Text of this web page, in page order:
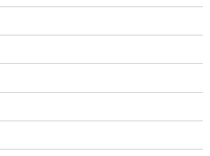
所持しているのであれば最優先でキャッ
ょう。ステータス上昇が強さに直結する
ル30とレベル50では使用感に大きな差が